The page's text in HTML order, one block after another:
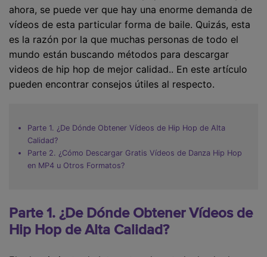
ahora, se puede ver que hay una enorme demanda de
vídeos de esta particular forma de baile. Quizás, esta
es la razón por la que muchas personas de todo el
mundo están buscando métodos para descargar
videos de hip hop de mejor calidad.. En este artículo
pueden encontrar consejos útiles al respecto.
Parte 1. ¿De Dónde Obtener Vídeos de Hip Hop de Alta
Calidad?
Parte 2. ¿Cómo Descargar Gratis Vídeos de Danza Hip Hop
en MP4 u Otros Formatos?
Parte 1. ¿De Dónde Obtener Vídeos de
Hip Hop de Alta Calidad?